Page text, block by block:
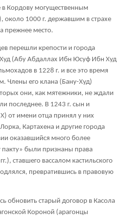
в Кордову могущественным
1000 г. державшим в страхе
прежнее место.
перешли крепости и города
(Абу Абдаллах Ибн Юсуф Ибн Худ
в 1228 г. и все это время
Члены его клана (Бану-Худ)
они, как мятежники, не ждали
последнее. В 1243 г. сын и
от имени отца принял у них
Картахена и другие города
оказавшийся много более
были признаны права
ставшего вассалом кастильского
превратившись в правовую
обновить старый договор в Касола
Короной (арагонцы